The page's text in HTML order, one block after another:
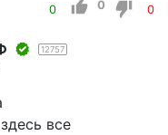
0 0 0
12757
все